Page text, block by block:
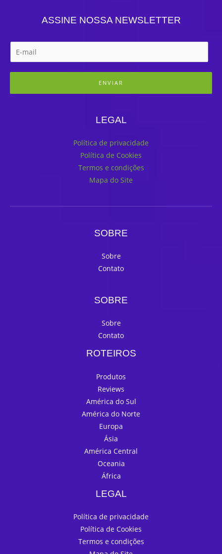
ASSINE NOSSA NEWSLETTER
ENVIAR
LEGAL
Política de privacidade
Política de Cookies
Termos e condições
Mapa do Site
SOBRE
Sobre
Contato
SOBRE
Sobre
Contato
ROTEIROS
Produtos
Reviews
América do Sul
América do Norte
Europa
Ásia
América Central
Oceania
África
LEGAL
Política de privacidade
Política de Cookies
Termos e condições